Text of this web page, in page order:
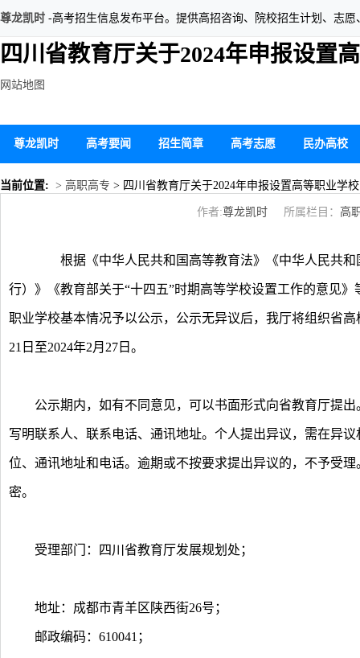
尊龙凯时 -高考招生信息发布平台。提供高招咨询、院校招生计划、志
四川省教育厅关于2024年申报设置
尊龙凯时 高考要闻 招生简章 高考志愿 民办高校
当前位置: > 高职高专 > 四川省教育厅关于2024年申报设置高等职业学
作者:尊龙凯时 所属栏目： 高
根据《中华人民共和国高等教育法》《中华人民共和
行）》《教育部关于“十四五”时期高等学校设置工作的意见
职业学校基本情况予以公示，公示无异议后，我厅将组织省
21日至2024年2月27日。
公示期内，如有不同意见，可以书面形式向省教育厅提出
写明联系人、联系电话、通讯地址。个人提出异议，需在异
位、通讯地址和电话。逾期或不按要求提出异议的，不予受
密。
受理部门：四川省教育厅发展规划处；
地址：成都市青羊区陕西街26号；
邮政编码：610041；
网站地图